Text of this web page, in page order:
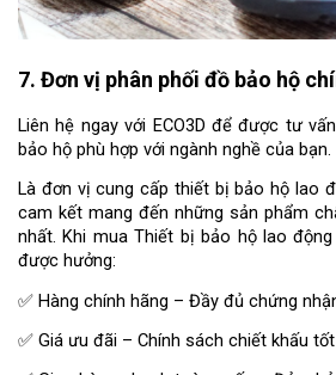
7. Đơn vị phân phối đồ bảo hộ
Liên hệ ngay với ECO3D để được tư
bảo hộ phù hợp với ngành nghề của bạn.
Là đơn vị cung cấp thiết bị bảo hộ lao
cam kết mang đến những sản phẩm
nhất. Khi mua Thiết bị bảo hộ lao động
được hưởng:
✅ Hàng chính hãng – Đầy đủ chứng
✅ Giá ưu đãi – Chính sách chiết khấu